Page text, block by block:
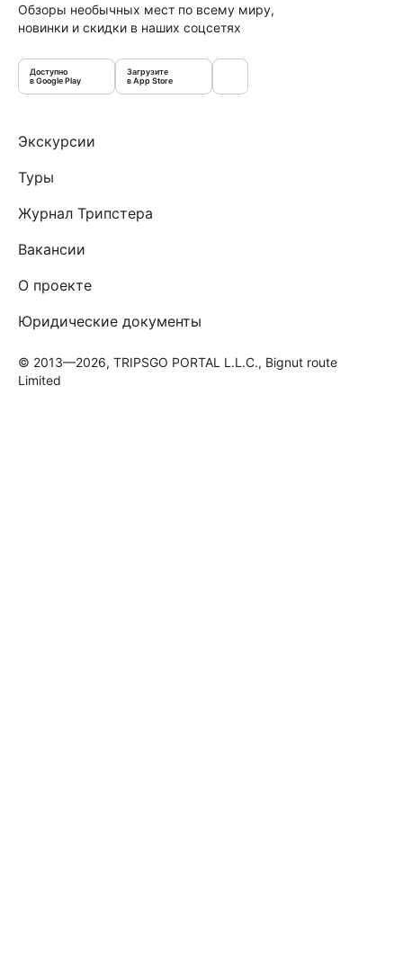
Обзоры необычных мест по всему миру,
новинки и скидки в наших соцсетях
Доступно
в Google Play
Загрузите
в App Store
Экскурсии
Туры
Журнал Трипстера
Вакансии
О проекте
Юридические документы
© 2013—2026, TRIPSGO PORTAL L.L.C., Bignut route
Limited